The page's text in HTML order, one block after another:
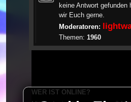
keine Antwort gefunden
wir Euch gerne.
Moderatoren:
Themen: 1960
WER IST ONLINE?